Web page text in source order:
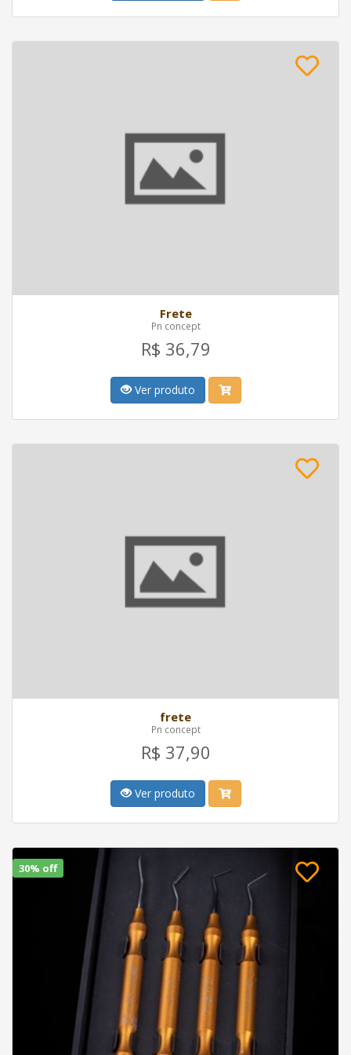
Frete
Pn concept
R$ 36,79
Ver produto
frete
Pn concept
R$ 37,90
Ver produto
30% off